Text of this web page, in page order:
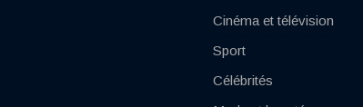
Cinéma et télévision
Sport
Célébrités